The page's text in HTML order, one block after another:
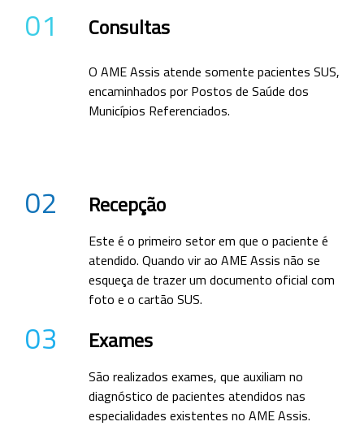
01 Consultas
O AME Assis atende somente pacientes SUS,
encaminhados por Postos de Saúde dos
Municípios Referenciados.
02 Recepção
Este é o primeiro setor em que o paciente é
atendido. Quando vir ao AME Assis não se
esqueça de trazer um documento oficial com
foto e o cartão SUS.
03 Exames
São realizados exames, que auxiliam no
diagnóstico de pacientes atendidos nas
especialidades existentes no AME Assis.